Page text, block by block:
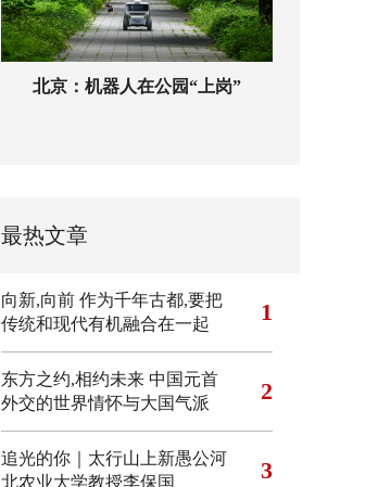
北京：机器人在公园“上岗”
最热文章
向新,向前 作为千年古都,要把
传统和现代有机融合在一起
1
东方之约,相约未来 中国元首
外交的世界情怀与大国气派
2
追光的你｜太行山上新愚公河
北农业大学教授李保国
3